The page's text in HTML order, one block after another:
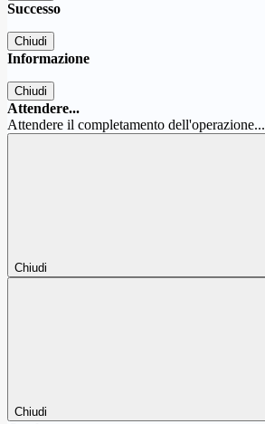
Successo
Chiudi
Informazione
Chiudi
Attendere...
Attendere il completamento dell'operazione...
Chiudi
Chiudi